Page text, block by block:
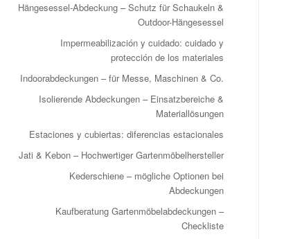
Hängesessel-Abdeckung – Schutz für Schaukeln &
Outdoor-Hängesessel
Impermeabilización y cuidado: cuidado y
protección de los materiales
Indoorabdeckungen – für Messe, Maschinen & Co.
Isolierende Abdeckungen – Einsatzbereiche &
Materiallösungen
Estaciones y cubiertas: diferencias estacionales
Jati & Kebon – Hochwertiger Gartenmöbelhersteller
Kederschiene – mögliche Optionen bei
Abdeckungen
Kaufberatung Gartenmöbelabdeckungen –
Checkliste